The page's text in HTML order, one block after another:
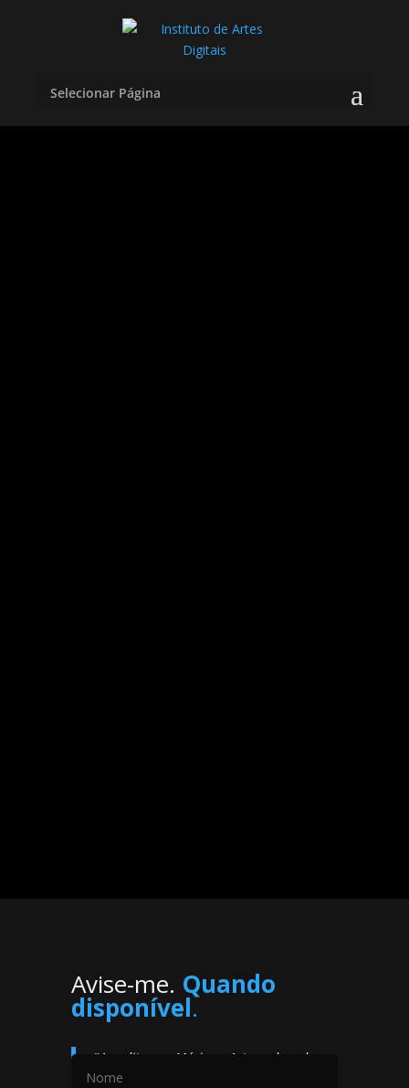
Selecionar Página
Avise-me. Quando
disponível.
" Acredito que Música e Arte andam de
mãos dadas. Uma música não deve ser